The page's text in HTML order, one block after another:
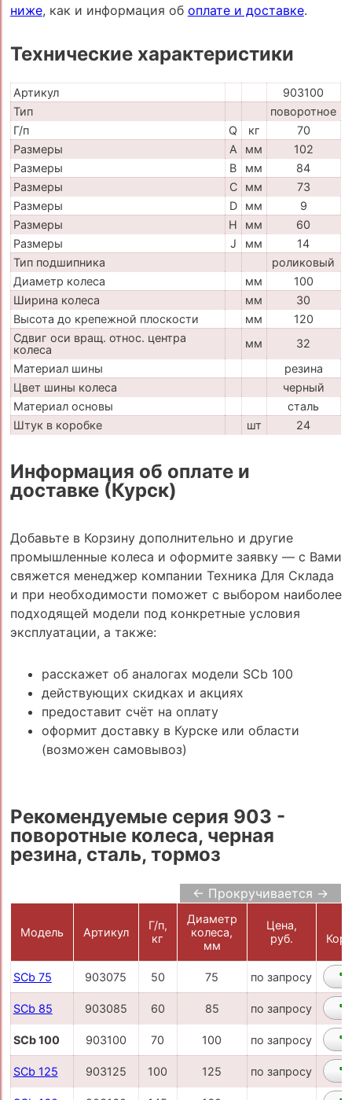
ниже, как и информация об оплате и доставке.
Технические характеристики
Артикул
903100
Тип
поворотное
Г/п
Q кг
70
Размеры
A мм
102
Размеры
B мм
84
Размеры
C мм
73
Размеры
D мм
9
Размеры
H мм
60
Размеры
J мм
14
Тип подшипника
роликовый
Диаметр колеса
мм
100
Ширина колеса
мм
30
Высота до крепежной плоскости
мм
120
Сдвиг оси вращ. относ. центра
колеса
мм
32
Материал шины
резина
Цвет шины колеса
черный
Материал основы
сталь
Штук в коробке
шт 24
Информация об оплате и
доставке (Курск)
Добавьте в Корзину дополнительно и другие
промышленные колеса и оформите заявку — с Вами
свяжется менеджер компании Техника Для Склада
и при необходимости поможет с выбором наиболее
подходящей модели под конкретные условия
эксплуатации, а также:
расскажет об аналогах модели SCb 100
действующих скидках и акциях
предоставит счёт на оплату
оформит доставку в Курске или области
(возможен самовывоз)
Рекомендуемые серия 903 -
поворотные колеса, черная
резина, сталь, тормоз
← Прокручивается →
Модель Артикул
Г/п,
кг
Диаметр
колеса,
мм
Цена,
руб.
SCb 75 903075 50 75 по запросу
SCb 85 903085 60 85 по запросу
SCb 100 903100 70 100 по запросу
SCb 125 903125 100 125 по запросу